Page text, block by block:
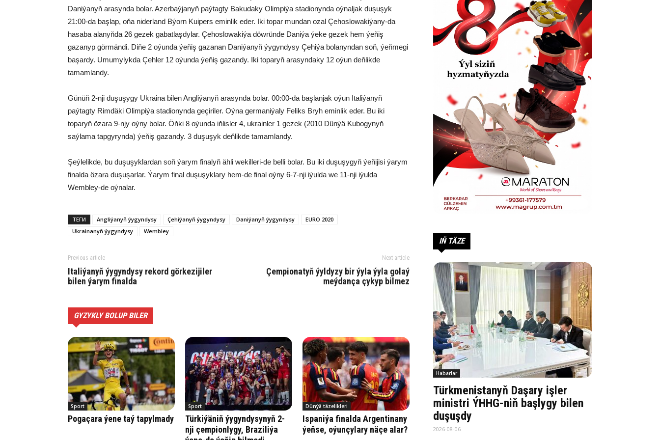
Daniýanyň arasynda bolar. Azerbaýjanyň paýtagty Bakudaky Olimpiýa stadionynda oýnaljak duşuşyk
21:00-da başlap, oňa niderland Býorn Kuipers eminlik eder. Iki topar mundan ozal Çehoslowakiýany-da
hasaba alanyňda 26 gezek gabatlaşdylar. Çehoslowakiýa döwründe Daniýa ýeke gezek hem ýeňiş
gazanyp görmändi. Diňe 2 oýunda ýeňiş gazanan Daniýanyň ýygyndysy Çehiýa bolanyndan soň, ýeňmegi
başardy. Umumylykda Çehler 12 oýunda ýeňiş gazandy. Iki toparyň arasyndaky 12 oýun deňlikde
tamamlandy.
Günüň 2-nji duşuşygy Ukraina bilen Angliýanyň arasynda bolar. 00:00-da başlanjak oýun Italiýanyň
paýtagty Rimdäki Olimpiýa stadionynda geçiriler. Oýna germaniýaly Feliks Bryh eminlik eder. Bu iki
toparyň özara 9-njy oýny bolar. Öňki 8 oýunda iňlisler 4, ukrainler 1 gezek (2010 Dünýä Kubogynyň
saýlama tapgyrynda) ýeňiş gazandy. 3 duşuşyk deňlikde tamamlandy.
Şeýlelikde, bu duşuşyklardan soň ýarym finalyň ähli wekilleri-de belli bolar. Bu iki duşuşygyň ýeňijisi ýarym
finalda özara duşuşarlar. Ýarym final duşuşyklary hem-de final oýny 6-7-nji iýulda we 11-nji iýulda
Wembley-de oýnalar.
ТЕГИ Angliýanyň ýygyndysy Çehiýanyň ýygyndysy Daniýanyň ýygyndysy
EURO 2020
Ukrainanyň ýygyndysy
Wembley
Previous article
Italiýanyň ýygyndysy rekord görkezijiler
bilen ýarym finalda
Next article
Çempionatyň ýyldyzy bir ýyla ýyla golaý
meýdança çykyp bilmez
GYZYKLY BOLUP BILER
Sport
Pogaçara ýene taý tapylmady
Sport
Türkiýäniň ýygyndysynyň 2-
nji çempionlygy, Braziliýa
Dünýä täzelikleri
Ispaniýa finalda Argentinany
ýeňse, oýunçylary näçe alar?
IŇ TÄZE
Habarlar
Türkmenistanyň Daşary işler
ministri ÝHHG-niň başlygy bilen
duşuşdy
2026-08-06